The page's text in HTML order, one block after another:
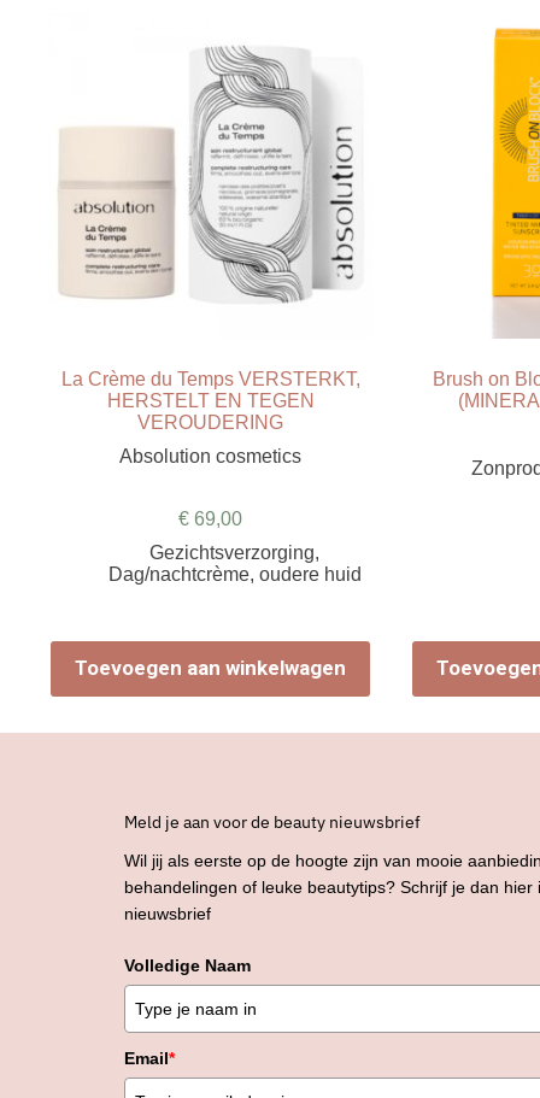
La Crème du Temps VERSTERKT,
HERSTELT EN TEGEN
VEROUDERING
Absolution cosmetics
€ 69,00
Gezichtsverzorging,
Dag/nachtcrème, oudere huid
Toevoegen aan winkelwagen
Brush on
Meld je aan voor de beauty nieuwsbrief
Wil jij als eerste op de hoogte zijn van mooie
behandelingen of leuke beautytips? Schrijf je dan hier
nieuwsbrief
Volledige Naam
Email*